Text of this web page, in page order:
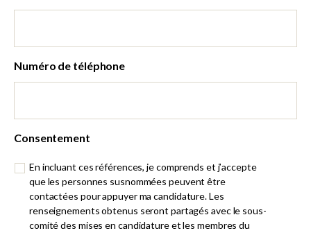
Numéro de téléphone
Consentement
En incluant ces références, je comprends et j’accepte
que les personnes susnommées peuvent être
contactées pour appuyer ma candidature. Les
renseignements obtenus seront partagés avec le sous-
comité des mises en candidature et les membres du